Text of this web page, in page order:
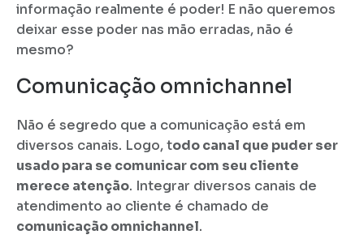
informação realmente é poder! E não queremos
deixar esse poder nas mão erradas, não é
mesmo?
Comunicação omnichannel
Não é segredo que a comunicação está em
diversos canais. Logo, todo canal que puder ser
usado para se comunicar com seu cliente
merece atenção. Integrar diversos canais de
atendimento ao cliente é chamado de
comunicação omnichannel.